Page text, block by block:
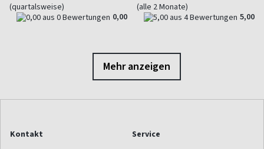
(quartalsweise)
0,00
(alle 2 Monate)
5,00
Mehr anzeigen
Kontakt
Service